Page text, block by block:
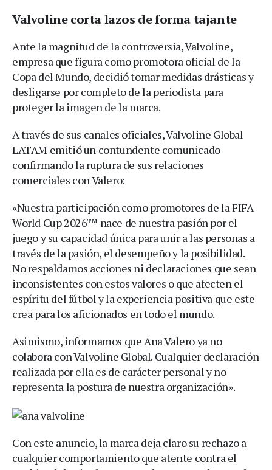
Valvoline corta lazos de forma tajante
Ante la magnitud de la controversia, Valvoline,
empresa que figura como promotora oficial de la
Copa del Mundo, decidió tomar medidas drásticas y
desligarse por completo de la periodista para
proteger la imagen de la marca.
A través de sus canales oficiales, Valvoline Global
LATAM emitió un contundente comunicado
confirmando la ruptura de sus relaciones
comerciales con Valero:
«Nuestra participación como promotores de la FIFA
World Cup 2026™️ nace de nuestra pasión por el
juego y su capacidad única para unir a las personas a
través de la pasión, el desempeño y la posibilidad.
No respaldamos acciones ni declaraciones que sean
inconsistentes con estos valores o que afecten el
espíritu del fútbol y la experiencia positiva que este
crea para los aficionados en todo el mundo.
Asimismo, informamos que Ana Valero ya no
colabora con Valvoline Global. Cualquier declaración
realizada por ella es de carácter personal y no
representa la postura de nuestra organización».
Con este anuncio, la marca deja claro su rechazo a
cualquier comportamiento que atente contra el